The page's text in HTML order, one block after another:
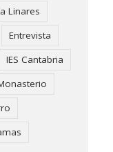
Linares
Entrevista
IES Cantabria